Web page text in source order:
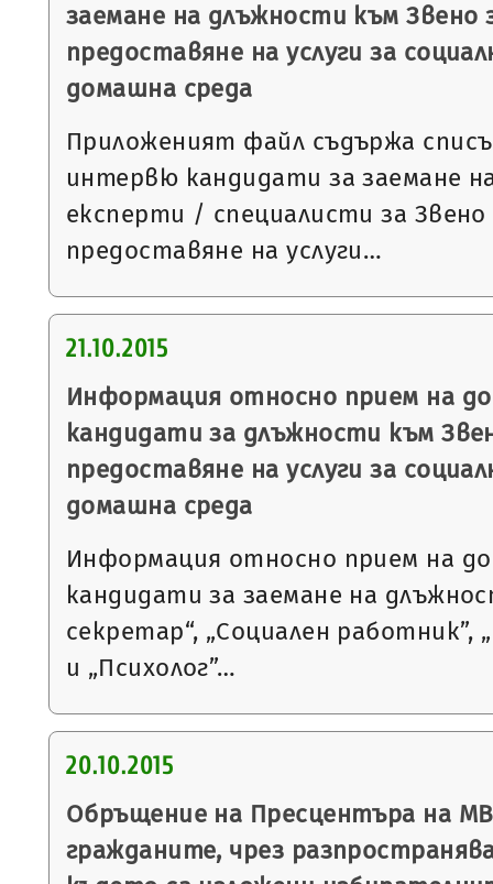
заемане на длъжности към Звено
предоставяне на услуги за
домашна среда
Приложеният файл съдържа
интервю кандидати за заемане
експерти / специалисти за Звено
предоставяне на услуги…
21.10.2015
Информация относно прием на
кандидати за длъжности към
предоставяне на услуги за
домашна среда
Информация относно прием на
кандидати за заемане на
секретар“, „Социален работник”,
и „Психолог”…
20.10.2015
Обръщение на Пресцентъра на
гражданите, чрез